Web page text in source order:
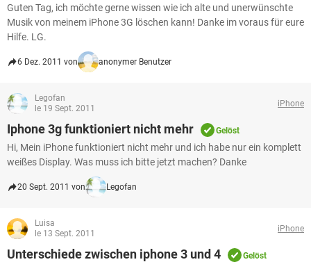
Guten Tag, ich möchte gerne wissen wie ich alte und unerwünschte
Musik von meinem iPhone 3G löschen kann! Danke im voraus für eure
Hilfe. LG.
6 Dez. 2011 von anonymer Benutzer
Legofan
le 19 Sept. 2011
iPhone
Iphone 3g funktioniert nicht mehr Gelöst
Hi, Mein iPhone funktioniert nicht mehr und ich habe nur ein komplett
weißes Display. Was muss ich bitte jetzt machen? Danke
20 Sept. 2011 von Legofan
Luisa
le 13 Sept. 2011
iPhone
Unterschiede zwischen iphone 3 und 4 Gelöst